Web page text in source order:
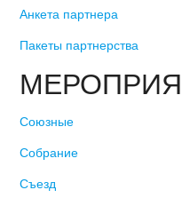
Анкета партнера
Пакеты партнерства
Союзные
Собрание
Съезд